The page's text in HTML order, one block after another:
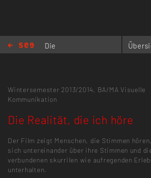
Die
Wintersemester 2013/2014, BA/MA Visuelle
Kommunikation
Die Realität, die ich höre
Der Film zeigt Menschen, die Stimmen
sich untereinander über ihre Stimmen und
verbundenen skurrilen wie aufregenden
unterhalten.